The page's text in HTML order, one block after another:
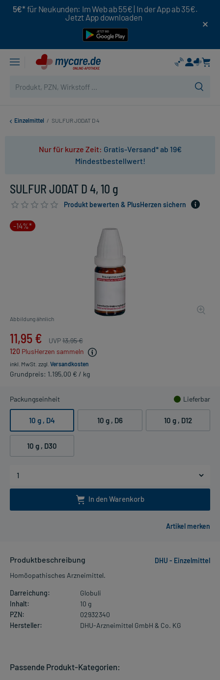
5€* für Neukunden: Im Web ab 55€ | In der App ab 35€.
Jetzt App downloaden
Einzelmittel / SULFUR JODAT D 4
Nur für kurze Zeit: Gratis-Versand* ab 19€
Mindestbestellwert!
SULFUR JODAT D 4, 10 g
Produkt bewerten & PlusHerzen sichern
-14%*
Abbildung ähnlich
11,95 € UVP13,95 €
120 PlusHerzen sammeln
inkl. MwSt. zzgl. Versandkosten
Grundpreis: 1.195,00 € / kg
Packungseinheit Lieferbar
10 g , D4 10 g , D6 10 g , D12
10 g , D30
In den Warenkorb
Produktbeschreibung
DHU - Einzelmittel
Homöopathisches Arzneimittel.
Darreichung:
Globuli
Inhalt:
10 g
PZN:
02932340
Hersteller:
DHU-Arzneimittel GmbH & Co. KG
Passende Produkt-Kategorien: